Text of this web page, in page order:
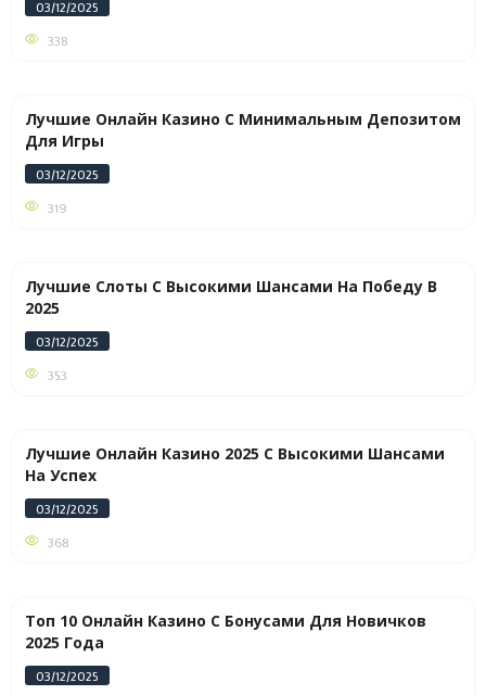
03/12/2025
338
Лучшие Онлайн Казино С Минимальным Депозитом
Для Игры
03/12/2025
319
Лучшие Слоты С Высокими Шансами На Победу В
2025
03/12/2025
353
Лучшие Онлайн Казино 2025 С Высокими Шансами
На Успех
03/12/2025
368
Топ 10 Онлайн Казино С Бонусами Для Новичков
2025 Года
03/12/2025